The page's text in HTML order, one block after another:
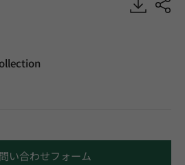
Sheet, HFLOR
い合わせフォーム